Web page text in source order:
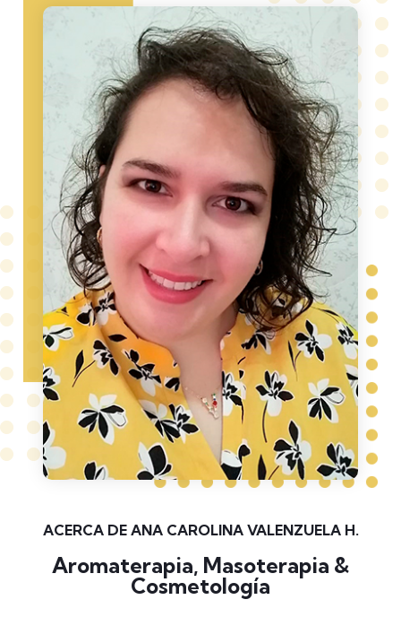
ACERCA DE ANA CAROLINA VALENZUELA H.
Aromaterapia, Masoterapia &
Cosmetología